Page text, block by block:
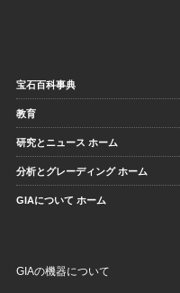
宝石百科事典
教育
研究とニュース ホーム
分析とグレーディング ホーム
GIAについて ホーム
GIAの機器について